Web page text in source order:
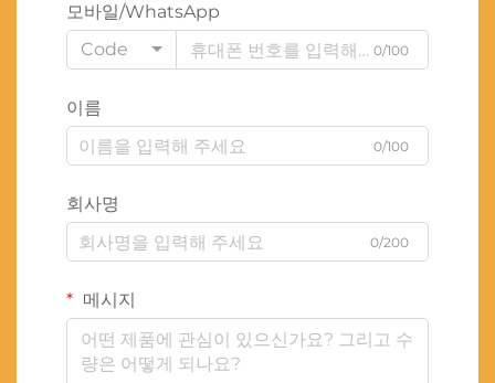
모바일/WhatsApp
Code
0/100
이름
0/100
회사명
0/200
메시지